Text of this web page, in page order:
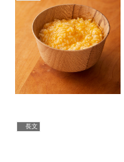
長文